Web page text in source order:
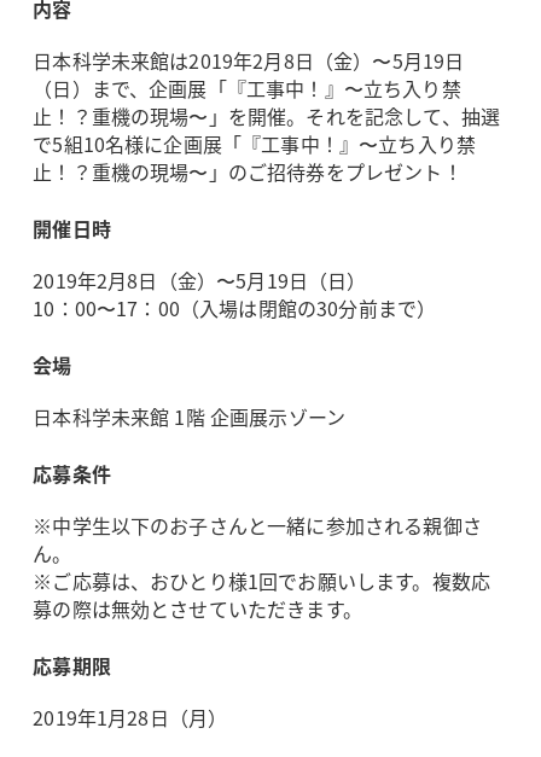
内容
日本科学未来館は2019年2月8日（金）〜5月19日
（日）まで、企画展「『工事中！』〜立ち入り禁
止！？重機の現場〜」を開催。それを記念して、抽選
で5組10名様に企画展「『工事中！』〜立ち入り禁
止！？重機の現場〜」のご招待券をプレゼント！
開催日時
2019年2月8日（金）〜5月19日（日）
10：00〜17：00（入場は閉館の30分前まで）
会場
日本科学未来館 1階 企画展示ゾーン
応募条件
※中学生以下のお子さんと一緒に参加される親御さ
ん。
※ご応募は、おひとり様1回でお願いします。複数応
募の際は無効とさせていただきます。
応募期限
2019年1月28日（月）